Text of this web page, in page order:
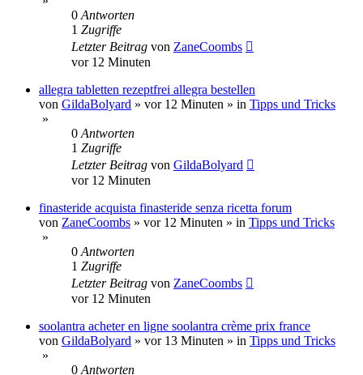
0 Antworten
1 Zugriffe
Letzter Beitrag von ZaneCoombs
vor 12 Minuten
allegra tabletten rezeptfrei allegra bestellen
von GildaBolyard » vor 12 Minuten » in Tipps und Tricks
»
0 Antworten
1 Zugriffe
Letzter Beitrag von GildaBolyard
vor 12 Minuten
finasteride acquista finasteride senza ricetta forum
von ZaneCoombs » vor 12 Minuten » in Tipps und Tricks
»
0 Antworten
1 Zugriffe
Letzter Beitrag von ZaneCoombs
vor 12 Minuten
soolantra acheter en ligne soolantra crème prix france
von GildaBolyard » vor 13 Minuten » in Tipps und Tricks
»
0 Antworten